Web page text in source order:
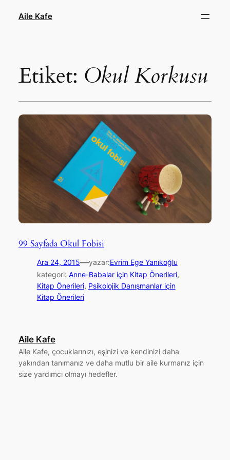
Aile Kafe
Etiket: Okul Korkusu
99 Sayfada Okul Fobisi
Ara 24, 2015—yazar:Evrim Ege Yanıkoğlu
kategori: Anne-Babalar için Kitap Önerileri
Kitap Önerileri, Psikolojik Danışmanlar için
Kitap Önerileri
Aile Kafe
Aile Kafe, çocuklarınızı, eşinizi ve kendinizi daha
yakından tanımanız ve daha mutlu bir aile kurmanız için
size yardımcı olmayı hedefler.